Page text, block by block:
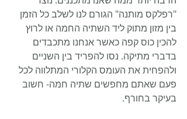
"רפלקס מותנה" הגורם לנו לשלב כל הזמן
בין מזון מתוק ליד השתיה החמה או לרוץ
להכין כוס קפה כאשר אנחנו מתכבדים
בדברי מתיקה. נסו להפריד בין השניים
ולהפחית את העומס הקלורי המתלווה לכל
פעם שאתם מחפשים שתיה חמה- חשוב
בעיקר בחורף.